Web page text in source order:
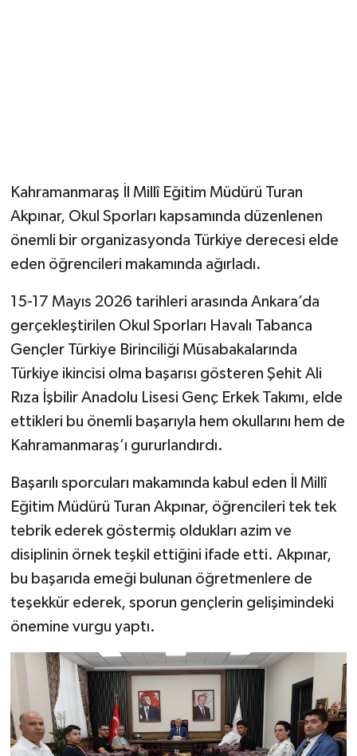
Kahramanmaraş İl Millî Eğitim Müdürü Turan
Akpınar, Okul Sporları kapsamında düzenlenen
önemli bir organizasyonda Türkiye derecesi elde
eden öğrencileri makamında ağırladı.
15-17 Mayıs 2026 tarihleri arasında Ankara’da
gerçekleştirilen Okul Sporları Havalı Tabanca
Gençler Türkiye Birinciliği Müsabakalarında
Türkiye ikincisi olma başarısı gösteren Şehit Ali
Rıza İşbilir Anadolu Lisesi Genç Erkek Takımı, elde
ettikleri bu önemli başarıyla hem okullarını hem de
Kahramanmaraş’ı gururlandırdı.
Başarılı sporcuları makamında kabul eden İl Millî
Eğitim Müdürü Turan Akpınar, öğrencileri tek tek
tebrik ederek göstermiş oldukları azim ve
disiplinin örnek teşkil ettiğini ifade etti. Akpınar,
bu başarıda emeği bulunan öğretmenlere de
teşekkür ederek, sporun gençlerin gelişimindeki
önemine vurgu yaptı.